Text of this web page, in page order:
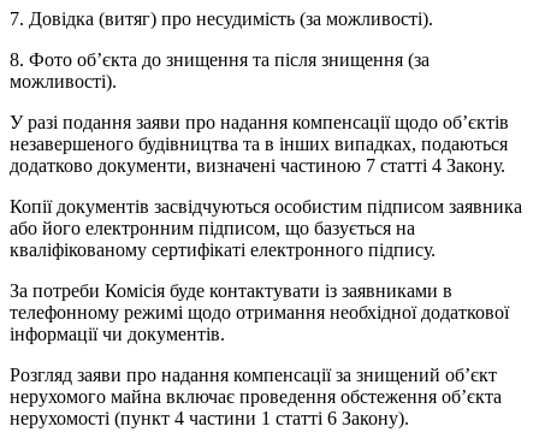
7. Довідка (витяг) про несудимість (за можливості).
8. Фото об’єкта до знищення та після знищення (за
можливості).
У разі подання заяви про надання компенсації щодо об’єктів
незавершеного будівництва та в інших випадках, подаються
додатково документи, визначені частиною 7 статті 4 Закону.
Копії документів засвідчуються особистим підписом заявника
або його електронним підписом, що базується на
кваліфікованому сертифікаті електронного підпису.
За потреби Комісія буде контактувати із заявниками в
телефонному режимі щодо отримання необхідної додаткової
інформації чи документів.
Розгляд заяви про надання компенсації за знищений об’єкт
нерухомого майна включає проведення обстеження об’єкта
нерухомості (пункт 4 частини 1 статті 6 Закону).